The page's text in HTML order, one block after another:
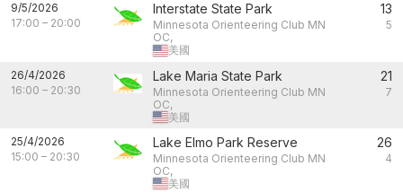
9/5/2026
17:00 – 20:00
Interstate State Park
Minnesota Orienteering Club MN
OC,
美國
13
5
26/4/2026
16:00 – 20:30
Lake Maria State Park
Minnesota Orienteering Club MN
OC,
美國
21
7
25/4/2026
15:00 – 20:30
Lake Elmo Park Reserve
Minnesota Orienteering Club MN
OC,
美國
26
4